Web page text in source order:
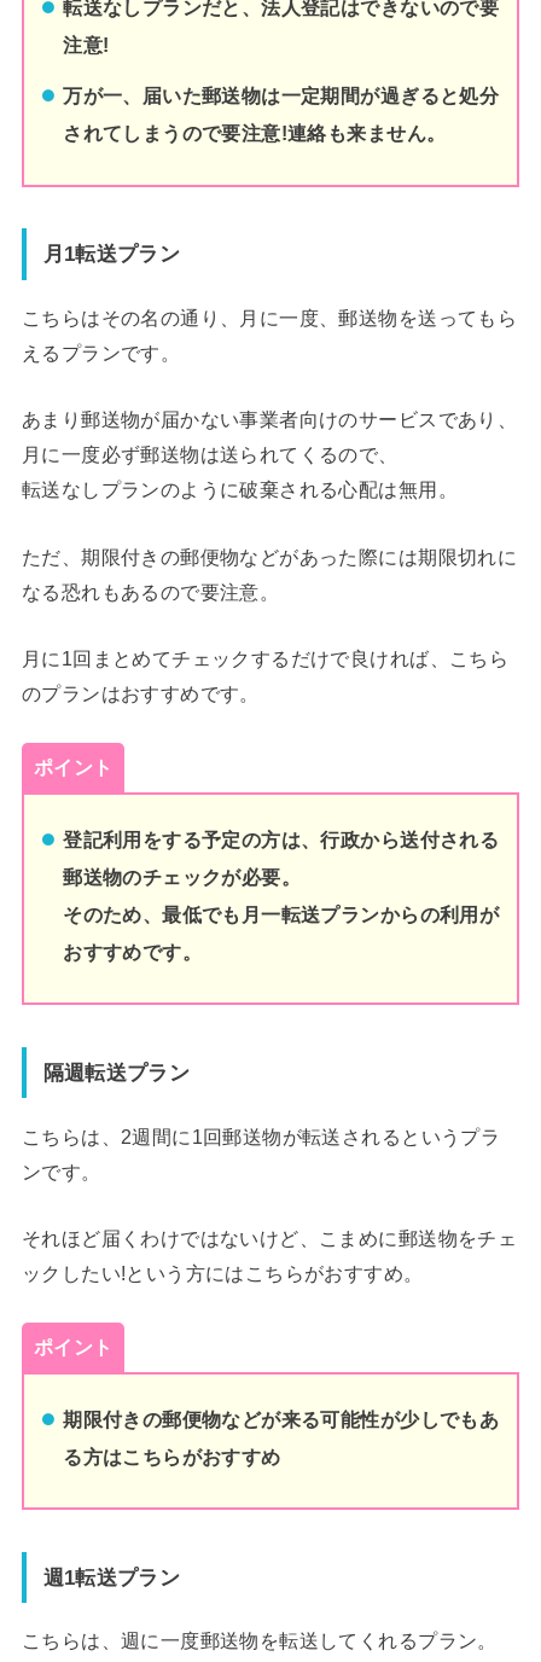
転送なしプランだと、法人登記はできないので要
注意!
万が一、届いた郵送物は一定期間が過ぎると処分
されてしまうので要注意!連絡も来ません。
月1転送プラン
こちらはその名の通り、月に一度、郵送物を送ってもら
えるプランです。
あまり郵送物が届かない事業者向けのサービスであり、
月に一度必ず郵送物は送られてくるので、
転送なしプランのように破棄される心配は無用。
ただ、期限付きの郵便物などがあった際には期限切れに
なる恐れもあるので要注意。
月に1回まとめてチェックするだけで良ければ、こちら
のプランはおすすめです。
ポイント
登記利用をする予定の方は、行政から送付される
郵送物のチェックが必要。
そのため、最低でも月一転送プランからの利用が
おすすめです。
隔週転送プラン
こちらは、2週間に1回郵送物が転送されるというプラ
ンです。
それほど届くわけではないけど、こまめに郵送物をチェ
ックしたい!という方にはこちらがおすすめ。
ポイント
期限付きの郵便物などが来る可能性が少しでもあ
る方はこちらがおすすめ
週1転送プラン
こちらは、週に一度郵送物を転送してくれるプラン。